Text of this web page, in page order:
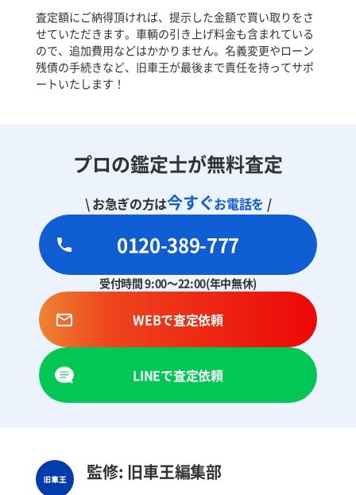
査定額にご納得頂ければ、提示した金額で買い取りをさ
せていただきます。車輌の引き上げ料金も含まれている
ので、追加費用などはかかりません。名義変更やローン
残債の手続きなど、旧車王が最後まで責任を持ってサポ
ートいたします！
プロの鑑定士が無料査定
\ お急ぎの方は今すぐお電話を /
0120-389-777
受付時間 9:00～22:00(年中無休)
WEBで査定依頼
LINEで査定依頼
監修: 旧車王編集部